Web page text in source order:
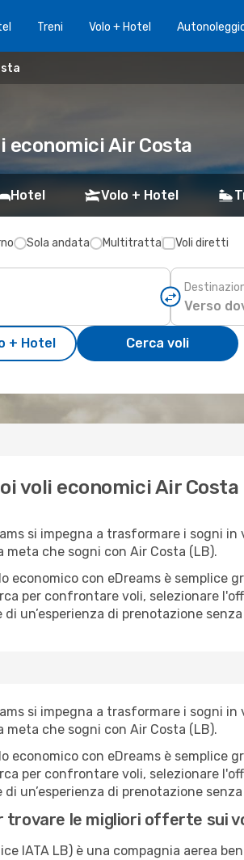
Treni Volo + Hotel
economici Air Costa
Hotel Volo + Hotel
Sola andata Multitratta Voli diretti
+ Hotel Cerca voli
voli economici Air Costa
si impegna a trasformare i sogni
meta che sogni con Air Costa (LB).
economico con eDreams è
per confrontare voli, selezionare
un’esperienza di prenotazione
si impegna a trasformare i sogni
meta che sogni con Air Costa (LB).
economico con eDreams è
per confrontare voli, selezionare
un’esperienza di prenotazione
trovare le migliori offerte sui
IATA LB) è una compagnia aerea